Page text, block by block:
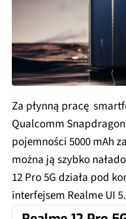
Za płynną pracę
Qualcomm
pojemności 5000 mAh
można ją szybko
12 Pro 5G działa pod
interfejsem Realme UI